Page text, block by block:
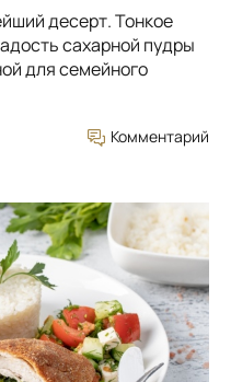
десерт. Тонкое
сахарной пудры
для семейного
Комментарий